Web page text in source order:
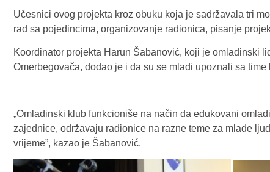
Učesnici ovog projekta kroz obuku koja je sadržavala tri
rad sa pojedincima, organizovanje radionica, pisanje
Koordinator projekta Harun Šabanović, koji je omladinski
Omerbegovača, dodao je i da su se mladi upoznali sa
„Omladinski klub funkcioniše na način da edukovani
zajednice, održavaju radionice na razne teme za mlade
vrijeme”, kazao je Šabanović.